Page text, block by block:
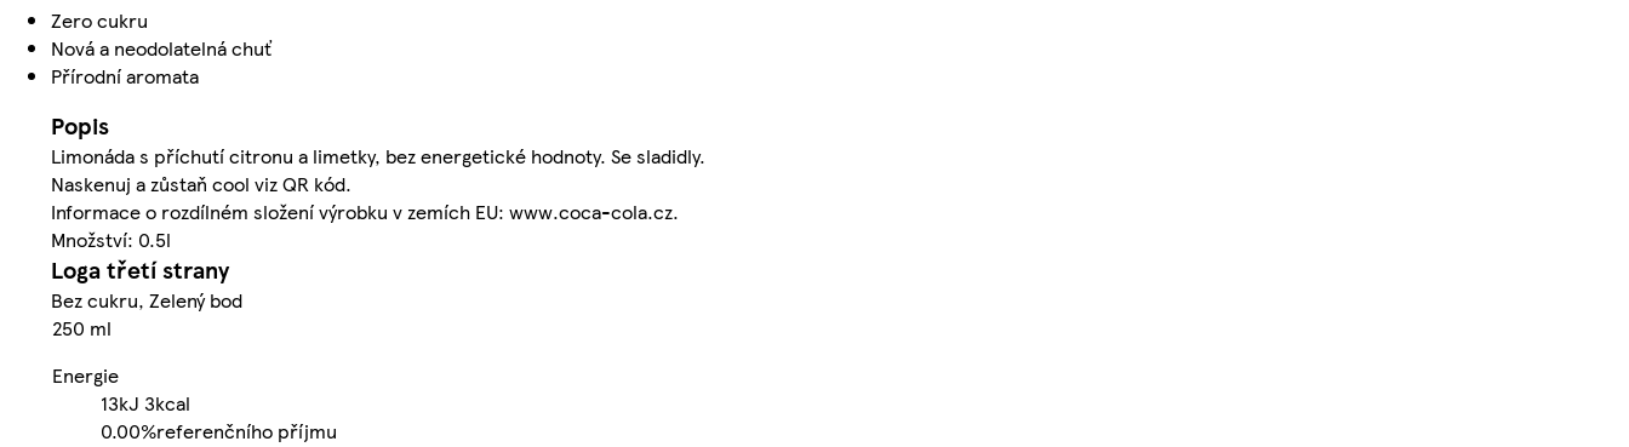
Zero cukru
Nová a neodolatelná chuť
Přírodní aromata
Popis
Limonáda s příchutí citronu a limetky, bez energetické hodnoty. Se sladidly.
Naskenuj a zůstaň cool viz QR kód.
Informace o rozdílném složení výrobku v zemích EU: www.coca-cola.cz.
Množství: 0.5l
Loga třetí strany
Bez cukru, Zelený bod
250 ml
Energie
13kJ 3kcal
0.00%referenčního příjmu